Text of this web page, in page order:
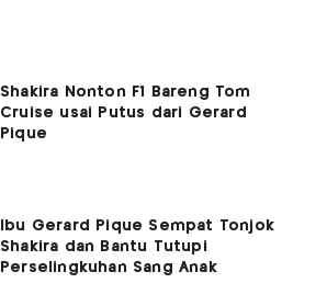
Shakira Nonton F1 Bareng Tom
Cruise usai Putus dari Gerard
Pique
Ibu Gerard Pique Sempat Tonjok
Shakira dan Bantu Tutupi
Perselingkuhan Sang Anak